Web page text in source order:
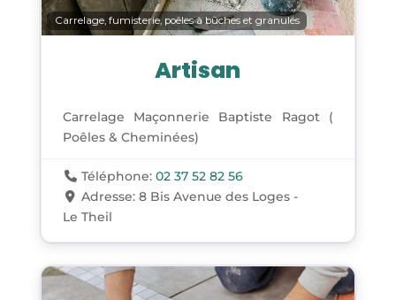
Carrelage, fumisterie, poêles à bûches et granulés
Artisan
Carrelage Maçonnerie Baptiste Ragot (
Poêles & Cheminées)
Téléphone:02 37 52 82 56
Adresse:8 Bis Avenue des Loges -
Le Theil